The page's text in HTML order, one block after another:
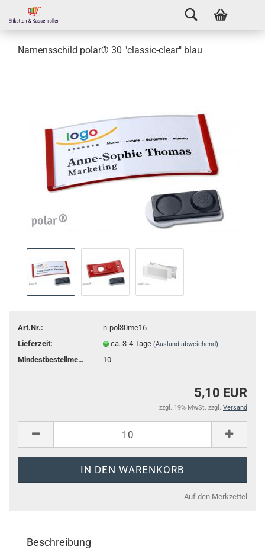
Namensschild polar® 30 "classic-clear" blau
Art.Nr.:
n-pol30me16
Lieferzeit:
ca. 3-4 Tage(Ausland abweichend)
Mindestbestellmenge: 10
5,10 EUR
zzgl. 19% MwSt. zzgl. Versand
Auf den Merkzettel
Beschreibung